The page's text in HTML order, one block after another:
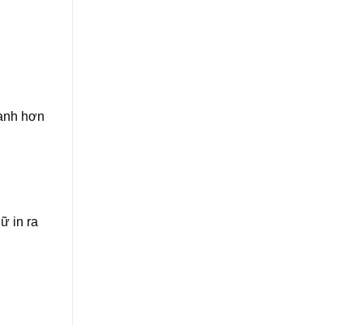
hơn
in ra